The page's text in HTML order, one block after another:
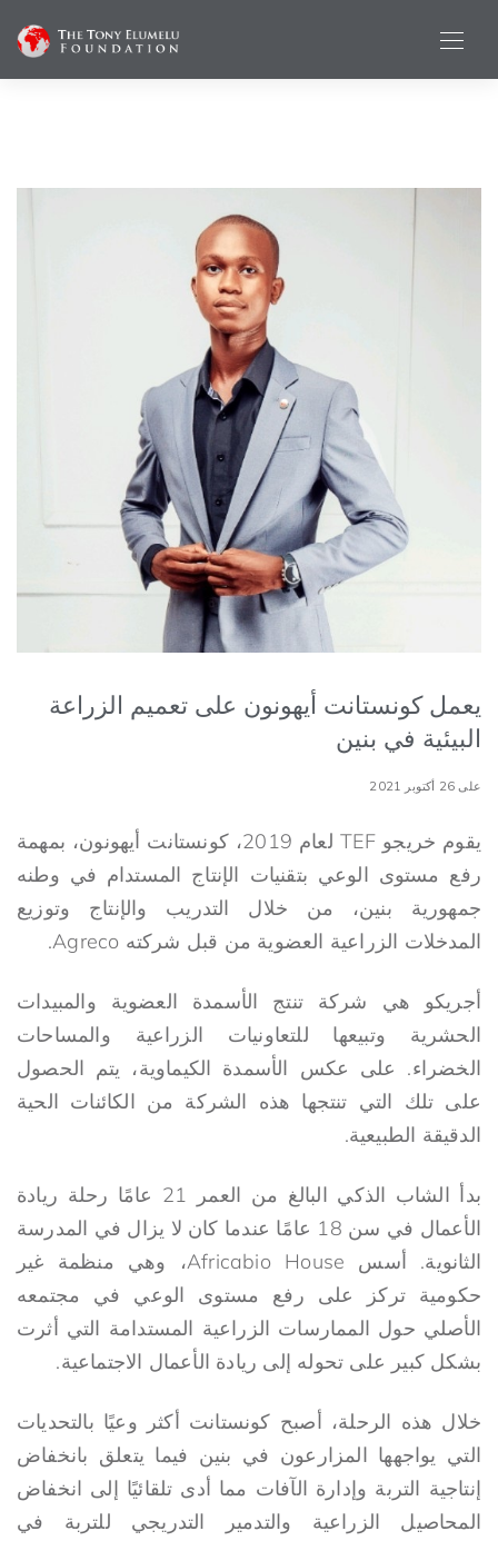
يعمل كونستانت أيهونون على تعميم الزراعة
البيئية في بنين
على 26 أكتوبر 2021
يقوم خريجو TEF لعام 2019، كونستانت أيهونون، بمهمة
رفع مستوى الوعي بتقنيات الإنتاج المستدام في وطنه
جمهورية بنين، من خلال التدريب والإنتاج وتوزيع
المدخلات الزراعية العضوية من قبل شركته Agreco.
أجريكو هي شركة تنتج الأسمدة العضوية والمبيدات
الحشرية وتبيعها للتعاونيات الزراعية والمساحات
الخضراء. على عكس الأسمدة الكيماوية، يتم الحصول
على تلك التي تنتجها هذه الشركة من الكائنات الحية
الدقيقة الطبيعية.
بدأ الشاب الذكي البالغ من العمر 21 عامًا رحلة ريادة
الأعمال في سن 18 عامًا عندما كان لا يزال في المدرسة
الثانوية. أسس Africabio House، وهي منظمة غير
حكومية تركز على رفع مستوى الوعي في مجتمعه
الأصلي حول الممارسات الزراعية المستدامة التي أثرت
بشكل كبير على تحوله إلى ريادة الأعمال الاجتماعية.
خلال هذه الرحلة، أصبح كونستانت أكثر وعيًا بالتحديات
التي يواجهها المزارعون في بنين فيما يتعلق بانخفاض
إنتاجية التربة وإدارة الآفات مما أدى تلقائيًا إلى انخفاض
المحاصيل الزراعية والتدمير التدريجي للتربة في